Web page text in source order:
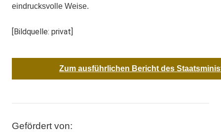
eindrucksvolle Weise.
[Bildquelle: privat]
Zum ausführlichen Bericht des
Gefördert von: